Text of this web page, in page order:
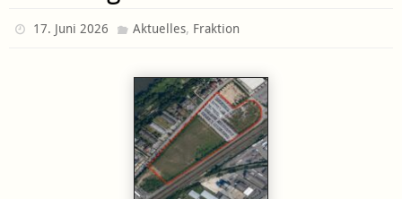
17. Juni 2026 Aktuelles, Fraktion